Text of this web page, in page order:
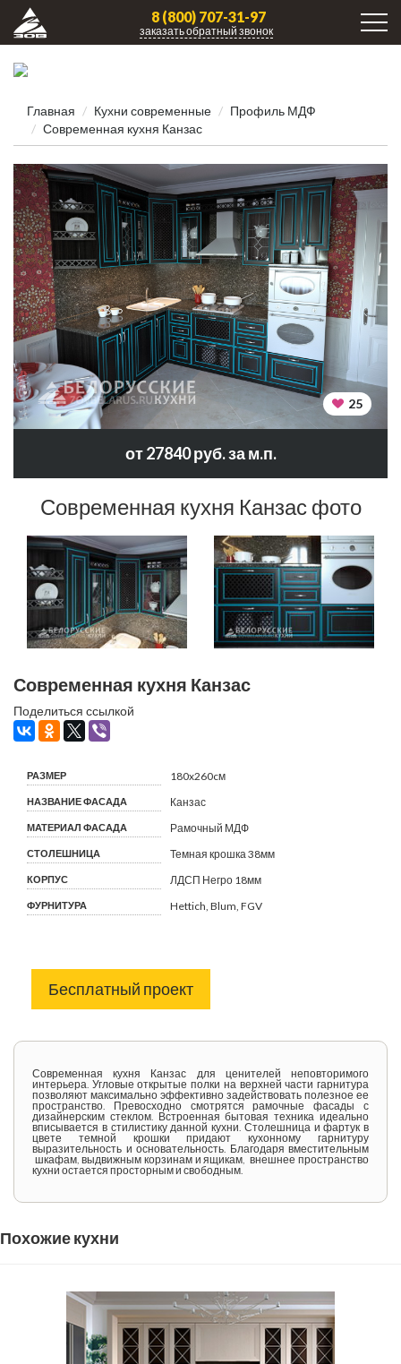
8 (800) 707-31-97
заказать обратный звонок
Главная Кухни современные
Профиль МДФ
Современная кухня Канзас
25
от 27840 руб. за м.п.
Современная кухня Канзас фото
Современная кухня Канзас
Поделиться ссылкой
РАЗМЕР 180x260cм
НАЗВАНИЕ ФАСАДА Канзас
МАТЕРИАЛ ФАСАДА Рамочный МДФ
СТОЛЕШНИЦА Темная крошка 38мм
КОРПУС ЛДСП Негро 18мм
ФУРНИТУРА Hettich, Blum, FGV
Бесплатный проект
Современная кухня Канзас для ценителей неповторимого
интерьера. Угловые открытые полки на верхней части гарнитура
позволяют максимально эффективно задействовать полезное ее
пространство. Превосходно смотрятся рамочные фасады с
дизайнерским стеклом. Встроенная бытовая техника идеально
вписывается в стилистику данной кухни. Столешница и фартук в
цвете темной крошки придают кухонному гарнитуру
выразительность и основательность. Благодаря вместительным
шкафам, выдвижным корзинам и ящикам, внешнее пространство
кухни остается просторным и свободным.
Похожие кухни